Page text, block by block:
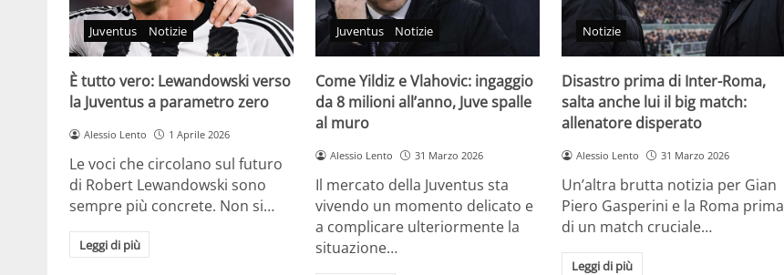
Juventus Notizie
È tutto vero: Lewandowski verso
la Juventus a parametro zero
Alessio Lento 1 Aprile 2026
Le voci che circolano sul futuro
di Robert Lewandowski sono
sempre più concrete. Non si…
Leggi di più
Juventus Notizie
Come Yildiz e Vlahovic: ingaggio
da 8 milioni all’anno, Juve spalle
al muro
Alessio Lento 31 Marzo 2026
Il mercato della Juventus sta
vivendo un momento delicato e
a complicare ulteriormente la
situazione…
Notizie
Disastro prima di Inter-Roma,
salta anche lui il big match:
allenatore disperato
Alessio Lento 31 Marzo 2026
Un’altra brutta notizia per Gian
Piero Gasperini e la Roma prima
di un match cruciale…
Leggi di più